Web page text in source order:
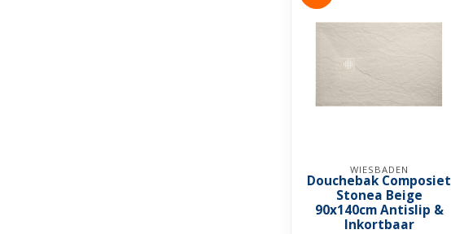
WIESBADEN
Douchebak Composiet
Stonea Beige
90x140cm Antislip &
Inkortbaar